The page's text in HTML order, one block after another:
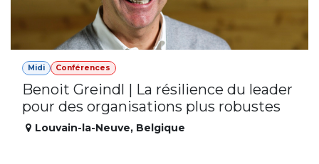
Midi Conférences
Benoit Greindl | La résilience du leader
pour des organisations plus robustes
Louvain-la-Neuve, Belgique